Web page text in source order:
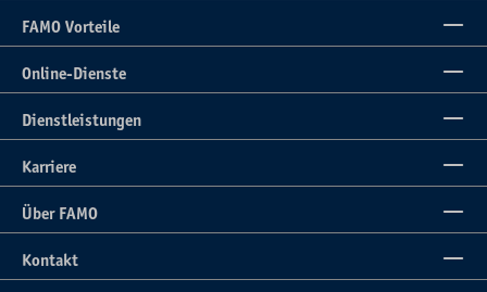
FAMO Vorteile
Online-Dienste
Dienstleistungen
Karriere
Über FAMO
Kontakt